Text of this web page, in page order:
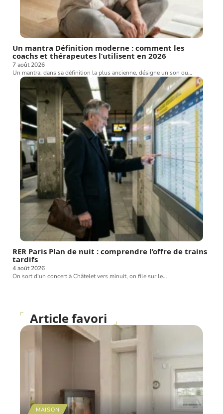
Un mantra Définition moderne : comment les
coachs et thérapeutes l’utilisent en 2026
7 août 2026
Un mantra, dans sa définition la plus ancienne, désigne un son ou…
RER Paris Plan de nuit : comprendre l’offre de trains
tardifs
4 août 2026
On sort d'un concert à Châtelet vers minuit, on file sur le…
Article favori
MAISON